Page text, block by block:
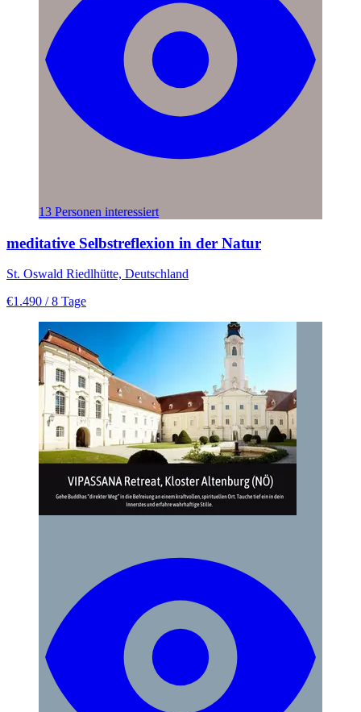
13 Personen interessiert
meditative Selbstreflexion in der Natur
St. Oswald Riedlhütte, Deutschland
€1.490 / 8 Tage